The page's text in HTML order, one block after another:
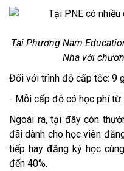
Tại Phương Nam
Nha với
Đối với trình độ cấp tốc: 9
- Mỗi cấp độ có học phí
Ngoài ra, tại đây còn
đãi dành cho học viên
tiếp hay đăng ký học
đến 40%.